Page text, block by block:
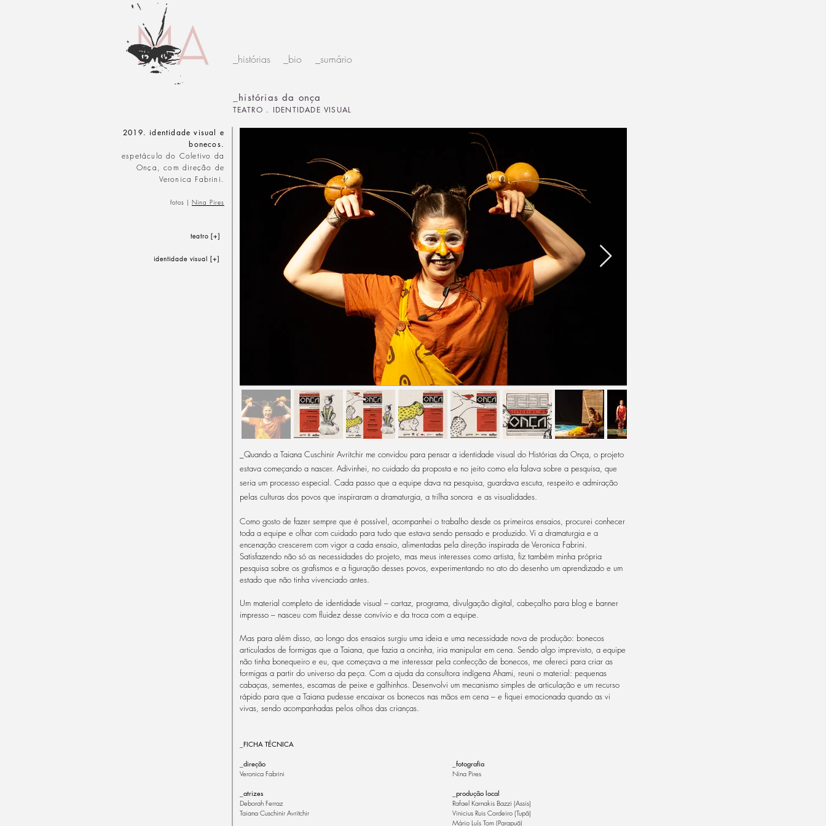
_histórias _bio _sumário
_histórias da onça
TEATRO . IDENTIDADE VISUAL
2019. identidade visual e
bonecos.
espetáculo do Coletivo da
Onça, com direção de
Veronica Fabrini.
fotos | Nina Pires
teatro [+]
identidade visual [+]
_Quando a Taiana Cuschinir Avritchir me convidou para pensar a identidade visual do Histórias da Onça, o projeto
estava começando a nascer. Adivinhei, no cuidado da proposta e no jeito como ela falava sobre a pesquisa, que
seria um processo especial. Cada passo que a equipe dava na pesquisa, guardava escuta, respeito e admiração
pelas culturas dos povos que inspiraram a dramaturgia, a trilha sonora e as visualidades.
Como gosto de fazer sempre que é possível, acompanhei o trabalho desde os primeiros ensaios, procurei conhecer
toda a equipe e olhar com cuidado para tudo que estava sendo pensado e produzido. Vi a dramaturgia e a
encenação crescerem com vigor a cada ensaio, alimentadas pela direção inspirada de Veronica Fabrini.
Satisfazendo não só as necessidades do projeto, mas meus interesses como artista, fiz também minha própria
pesquisa sobre os grafismos e a figuração desses povos, experimentando no ato do desenho um aprendizado e um
estado que não tinha vivenciado antes.
Um material completo de identidade visual – cartaz, programa, divulgação digital, cabeçalho para blog e banner
impresso – nasceu com fluidez desse convívio e da troca com a equipe.
Mas para além disso, ao longo dos ensaios surgiu uma ideia e uma necessidade nova de produção: bonecos
articulados de formigas que a Taiana, que fazia a oncinha, iria manipular em cena. Sendo algo imprevisto, a equipe
não tinha bonequeiro e eu, que começava a me interessar pela confecção de bonecos, me ofereci para criar as
formigas a partir do universo da peça. Com a ajuda da consultora indígena Ahami, reuni o material: pequenas
cabaças, sementes, escamas de peixe e galhinhos. Desenvolvi um mecanismo simples de articulação e um recurso
rápido para que a Taiana pudesse encaixar os bonecos nas mãos em cena – e fiquei emocionada quando as vi
vivas, sendo acompanhadas pelos olhos das crianças.
_FICHA TÉCNICA
_direção
Veronica Fabrini
_atrizes
Deborah Ferraz
Taiana Cuschinir Avritchir
_fotografia
Nina Pires
_produção local
Rafael Karnakis Bazzi (Assis)
Vinicius Ruis Cordeiro (Tupã)
Mário Luís Tom (Parapuã)